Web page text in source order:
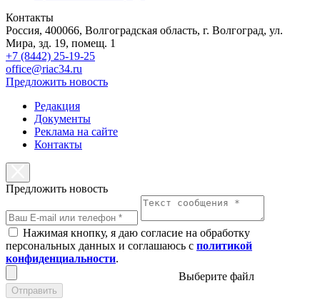
Контакты
Россия, 400066, Волгоградская область, г. Волгоград, ул.
Мира, зд. 19, помещ. 1
+7 (8442) 25-19-25
office@riac34.ru
Предложить новость
Редакция
Документы
Реклама на сайте
Контакты
Предложить новость
Нажимая кнопку, я даю согласие на обработку
персональных данных и соглашаюсь с политикой
конфиденциальности.
Выберите файл
Отправить